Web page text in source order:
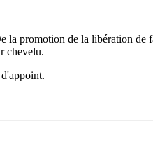
promotion de la libération de
chevelu.